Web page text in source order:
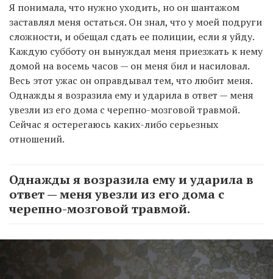
Я понимала, что нужно уходить, но он шантажом
заставлял меня остаться. Он знал, что у моей подруги
сложности, и обещал сдать ее полиции, если я уйду.
Каждую субботу он вынуждал меня приезжать к нему
домой на восемь часов — он меня бил и насиловал.
Весь этот ужас он оправдывал тем, что любит меня.
Однажды я возразила ему и ударила в ответ — меня
увезли из его дома с черепно-мозговой травмой.
Сейчас я остерегаюсь каких-либо серьезных
отношений.
Однажды я возразила ему и ударила в
ответ — меня увезли из его дома с
черепно-мозговой травмой.